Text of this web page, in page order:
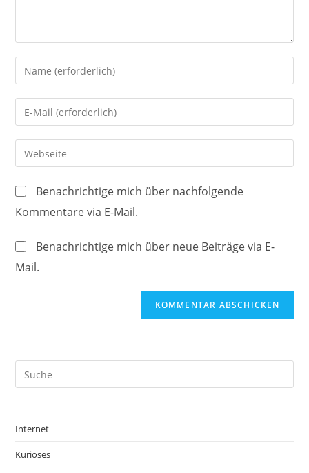
Gib
deinen
Namen
oder
Benutzernamen
zum
ein
Gib
deine
E-
Mail-
zum
Kommentieren
Gib
deine
Website-
URL
ein
Benachrichtige mich über nachfolgende
Kommentare via E-Mail.
Benachrichtige mich über neue Beiträge via E-
Mail.
Internet
Kurioses